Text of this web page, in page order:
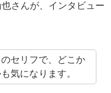
さんが、インタビュー
セリフで、どこか
気になります。